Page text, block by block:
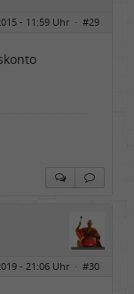
- 11:59 Uhr · #29
- 21:06 Uhr · #30